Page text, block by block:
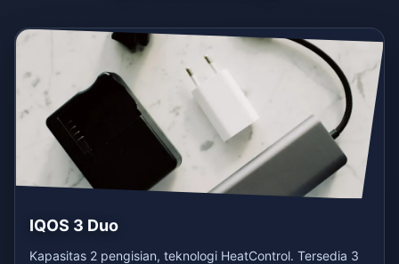
IQOS 3 Duo
Kapasitas 2 pengisian, teknologi HeatControl. Tersedia 3